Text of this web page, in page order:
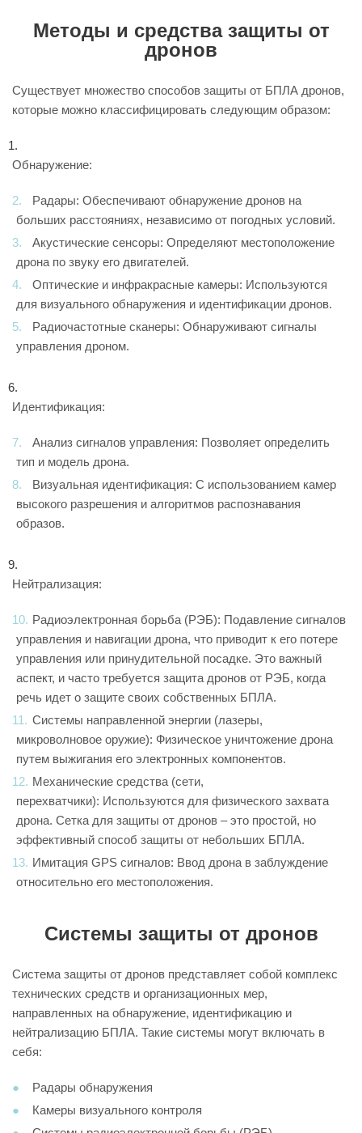
Методы и средства защиты от
дронов
Существует множество способов защиты от БПЛА дронов,
которые можно классифицировать следующим образом:
Обнаружение:
Радары: Обеспечивают обнаружение дронов на
больших расстояниях, независимо от погодных условий.
Акустические сенсоры: Определяют местоположение
дрона по звуку его двигателей.
Оптические и инфракрасные камеры: Используются
для визуального обнаружения и идентификации дронов.
Радиочастотные сканеры: Обнаруживают сигналы
управления дроном.
Идентификация:
Анализ сигналов управления: Позволяет определить
тип и модель дрона.
Визуальная идентификация: С использованием камер
высокого разрешения и алгоритмов распознавания
образов.
Нейтрализация:
Радиоэлектронная борьба (РЭБ): Подавление сигналов
управления и навигации дрона, что приводит к его потере
управления или принудительной посадке. Это важный
аспект, и часто требуется защита дронов от РЭБ, когда
речь идет о защите своих собственных БПЛА.
Системы направленной энергии (лазеры,
микроволновое оружие): Физическое уничтожение дрона
путем выжигания его электронных компонентов.
Механические средства (сети,
перехватчики): Используются для физического захвата
дрона. Сетка для защиты от дронов – это простой, но
эффективный способ защиты от небольших БПЛА.
Имитация GPS сигналов: Ввод дрона в заблуждение
относительно его местоположения.
Системы защиты от дронов
Система защиты от дронов представляет собой комплекс
технических средств и организационных мер,
направленных на обнаружение, идентификацию и
нейтрализацию БПЛА. Такие системы могут включать в
себя:
Радары обнаружения
Камеры визуального контроля